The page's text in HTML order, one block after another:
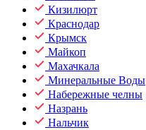
Кизилюрт
Краснодар
Крымск
Майкоп
Махачкала
Минеральные Воды
Набережные челны
Назрань
Нальчик